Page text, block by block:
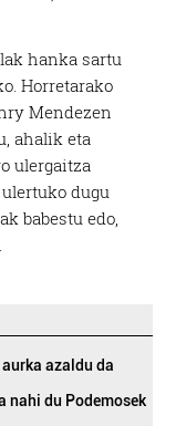
hanka sartu
Horretarako
Mendezen
ahalik eta
ulergaitza
dugu
babestu edo,
azaldu da
nahi du Podemosek